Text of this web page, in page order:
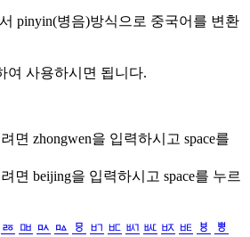
pinyin(병음)방식으로 중국어를 변환
여 사용하시면 됩니다.
면 zhongwen을 입력하시고 space를
면 beijing을 입력하시고 space를 누르
ㅭ ㅮ ㅯ ㅰ ㅱ ㅲ ㅳ ㅴ ㅵ ㅶ ㅷ ㅸ
ㅹ